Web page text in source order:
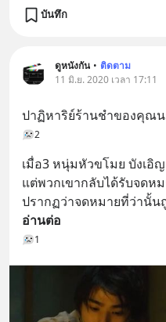
บันทึก
ดูหนังกัน • ติดตาม
11 มิ.ย. 2020 เวลา 17:11
ปาฏิหาริย์ร้านชำของคุณน
2
เมื่อ3 หนุ่มหัวขโมย บังเอิ
แต่พวกเขากลับได้รับจดห
ปรากฏว่าจดหมายที่ว่านั้น
อ่านต่อ
1